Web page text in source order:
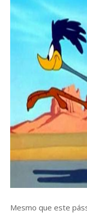
Mesmo que este